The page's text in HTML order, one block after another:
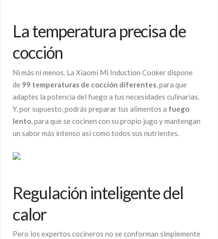
La temperatura precisa de
cocción
Ni más ni menos. La Xiaomi Mi Induction Cooker dispone
de 99 temperaturas de cocción diferentes, para que
adaptes la potencia del fuego a tus necesidades culinarias.
Y, por supuesto, podrás preparar tus alimentos a fuego
lento, para que se cocinen con su propio jugo y mantengan
un sabor más intenso así como todos sus nutrientes.
Regulación inteligente del
calor
Pero los expertos cocineros no se conforman simplemente